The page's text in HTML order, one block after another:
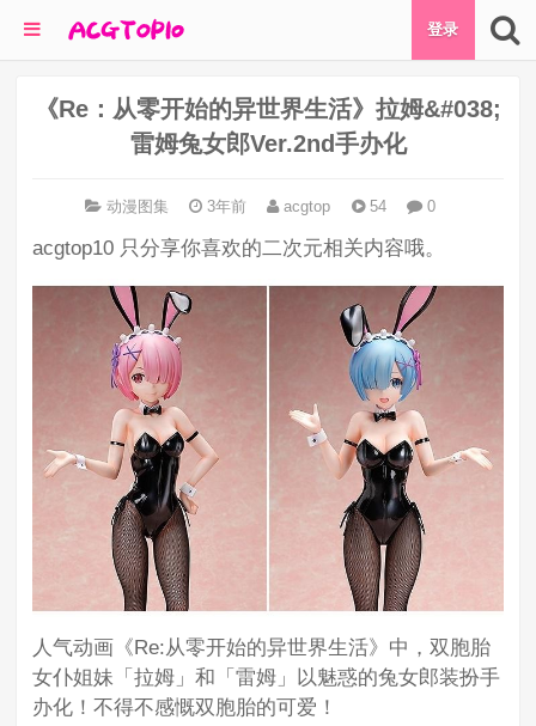
登录
《Re：从零开始的异世界生活》拉姆&#038;
雷姆兔女郎Ver.2nd手办化
动漫图集 3年前 acgtop 54 0
acgtop10 只分享你喜欢的二次元相关内容哦。
人气动画《Re:从零开始的异世界生活》中，双胞胎
女仆姐妹「拉姆」和「雷姆」以魅惑的兔女郎装扮手
办化！不得不感慨双胞胎的可爱！